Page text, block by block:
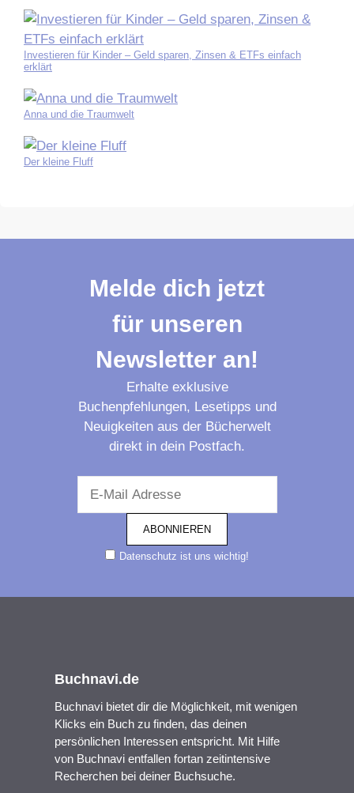
Investieren für Kinder – Geld sparen, Zinsen & ETFs einfach
erklärt
Anna und die Traumwelt
Der kleine Fluff
Melde dich jetzt
für unseren
Newsletter an!
Erhalte exklusive
Buchenpfehlungen, Lesetipps und
Neuigkeiten aus der Bücherwelt
direkt in dein Postfach.
Datenschutz ist uns wichtig!
Buchnavi.de
Buchnavi bietet dir die Möglichkeit, mit wenigen
Klicks ein Buch zu finden, das deinen
persönlichen Interessen entspricht. Mit Hilfe
von Buchnavi entfallen fortan zeitintensive
Recherchen bei deiner Buchsuche.